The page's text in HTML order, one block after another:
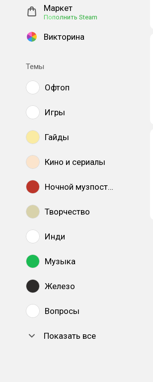
Маркет
Пополнить Steam
Викторина
Темы
Офтоп
Игры
Гайды
Кино и сериалы
Ночной музпостинг
Творчество
Инди
Музыка
Железо
Вопросы
Показать все